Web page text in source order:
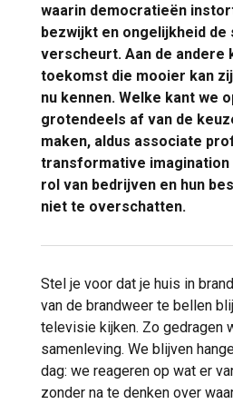
waarin democratieën
bezwijkt en ongelijkheid de
verscheurt. Aan de andere
toekomst die mooier kan
nu kennen. Welke kant we
grotendeels af van de
maken, aldus associate
transformative
rol van bedrijven en hun
niet te overschatten.
Stel je voor dat je huis in
van de brandweer te bellen
televisie kijken. Zo gedragen
samenleving. We blijven
dag: we reageren op wat er
zonder na te denken over